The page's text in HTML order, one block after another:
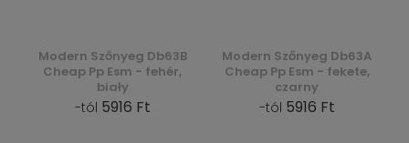
Modern Szőnyeg Db63B
Cheap Pp Esm - fehér,
biały
-tól 5916 Ft
Modern Szőnyeg Db63A
Cheap Pp Esm - fekete,
czarny
-tól 5916 Ft